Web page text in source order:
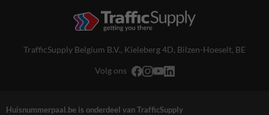
TrafficSupply Belgium B.V., Kieleberg 4D, Bilzen-Hoeselt, BE
Volg ons
Huisnummerpaal.be is onderdeel van TrafficSupply